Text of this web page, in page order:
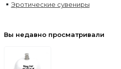
Эротические сувениры
Вы недавно просматривали